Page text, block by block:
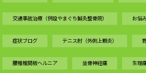
交通事故治療（併設やまぐち鍼灸整骨院） お悩
症状ブログ テニス肘（外側上顆炎）
腰椎椎間板ヘルニア 坐骨神経痛 生理